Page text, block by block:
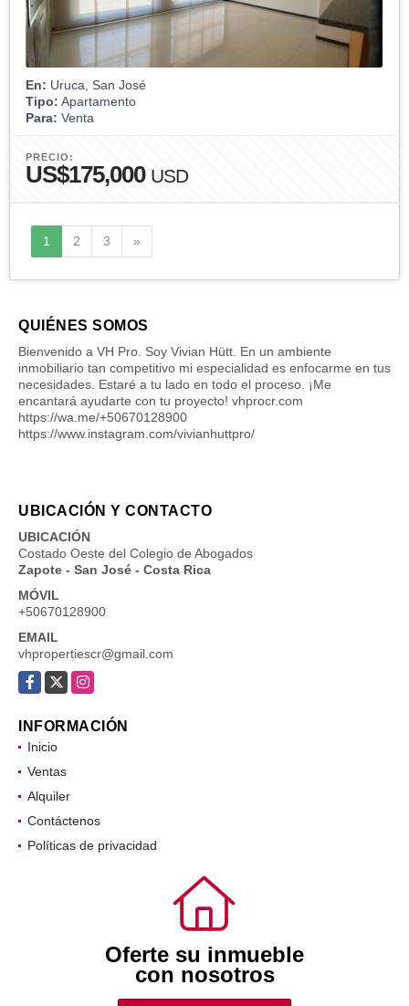
En: Uruca, San José
Tipo: Apartamento
Para: Venta
PRECIO:
US$175,000 USD
1 2 3 »
QUIÉNES SOMOS
Bienvenido a VH Pro. Soy Vivian Hütt. En un ambiente
inmobiliario tan competitivo mi especialidad es enfocarme en tus
necesidades. Estaré a tu lado en todo el proceso. ¡Me
encantará ayudarte con tu proyecto! vhprocr.com
https://wa.me/+50670128900
https://www.instagram.com/vivianhuttpro/
UBICACIÓN Y CONTACTO
UBICACIÓN
Costado Oeste del Colegio de Abogados
Zapote - San José - Costa Rica
MÓVIL
+50670128900
EMAIL
vhpropertiescr@gmail.com
Facebook
X Instagram
INFORMACIÓN
Inicio
Ventas
Alquiler
Contáctenos
Políticas de privacidad
Oferte su inmueble
con nosotros